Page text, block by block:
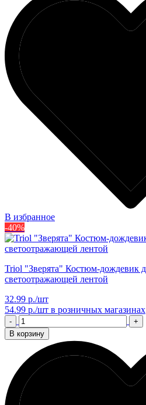
В избранное
-40%
Triol "Зверята" Костюм-дождевик
светоотражающей лентой
32.99 р./шт
54.99 р./шт в розничных магазинах
-
+
В корзину